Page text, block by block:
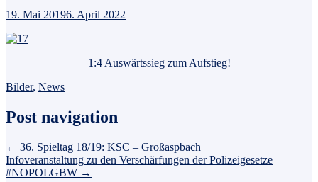
19. Mai 20196. April 2022
1:4 Auswärtssieg zum Aufstieg!
Bilder, News
Post navigation
← 36. Spieltag 18/19: KSC – Großaspbach
Infoveranstaltung zu den Verschärfungen der Polizeigesetze
#NOPOLGBW →